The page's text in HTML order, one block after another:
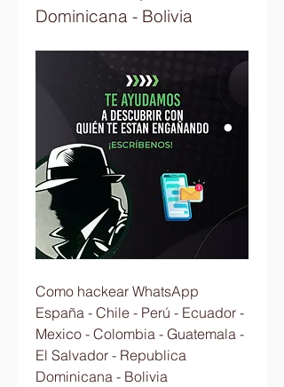
Dominicana - Bolivia
Como hackear WhatsApp
España - Chile - Perú - Ecuador -
Mexico - Colombia - Guatemala -
El Salvador - Republica
Dominicana - Bolivia